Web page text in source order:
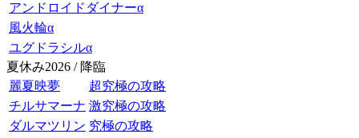
アンドロイドダイナーα
風火輪α
ユグドラシルα
夏休み2026 / 降臨
麗夏映夢
超究極の攻略
チルサマーナ 激究極の攻略
ダルマツリン 究極の攻略